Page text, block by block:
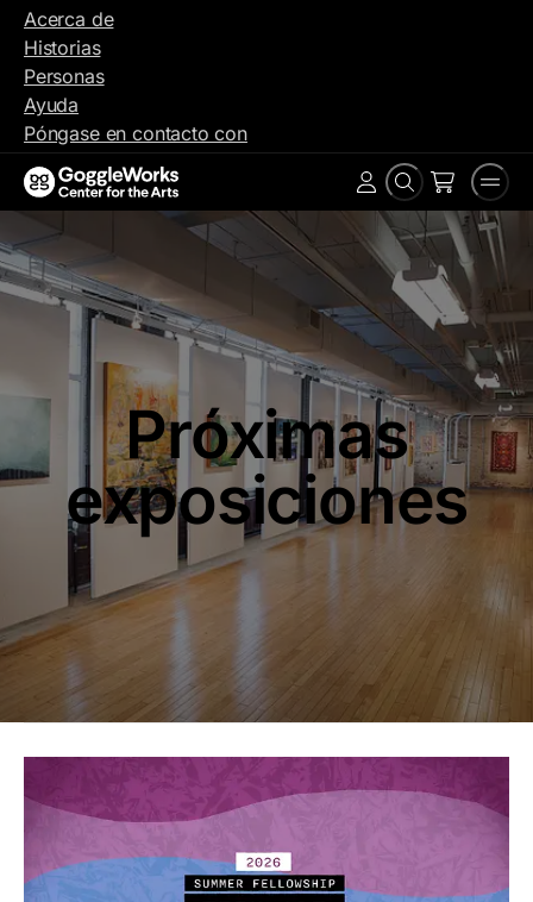
contenido
Acerca de
Historias
Personas
Ayuda
Póngase en contacto con
Buscar
en
Cuenta
Próximas
exposiciones